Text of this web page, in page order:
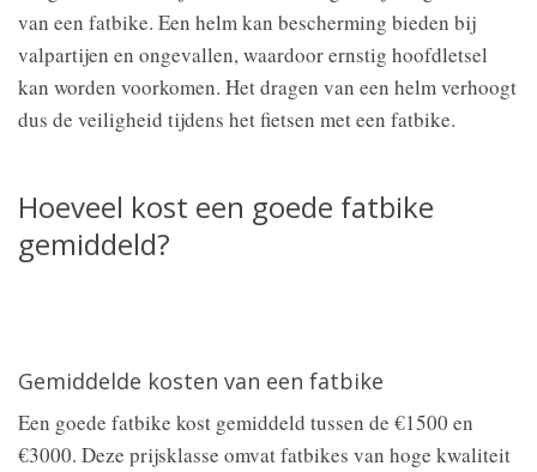
van een fatbike. Een helm kan bescherming bieden bij
valpartijen en ongevallen, waardoor ernstig hoofdletsel
kan worden voorkomen. Het dragen van een helm verhoogt
dus de veiligheid tijdens het fietsen met een fatbike.
Hoeveel kost een goede fatbike
gemiddeld?
Gemiddelde kosten van een fatbike
Een goede fatbike kost gemiddeld tussen de €1500 en
€3000. Deze prijsklasse omvat fatbikes van hoge kwaliteit